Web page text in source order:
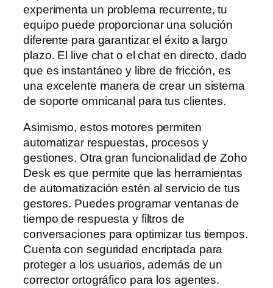
experimenta un problema recurrente, tu
equipo puede proporcionar una solución
diferente para garantizar el éxito a largo
plazo. El live chat o el chat en directo, dado
que es instantáneo y libre de fricción, es
una excelente manera de crear un sistema
de soporte omnicanal para tus clientes.
Asimismo, estos motores permiten
automatizar respuestas, procesos y
gestiones. Otra gran funcionalidad de Zoho
Desk es que permite que las herramientas
de automatización estén al servicio de tus
gestores. Puedes programar ventanas de
tiempo de respuesta y filtros de
conversaciones para optimizar tus tiempos.
Cuenta con seguridad encriptada para
proteger a los usuarios, además de un
corrector ortográfico para los agentes.